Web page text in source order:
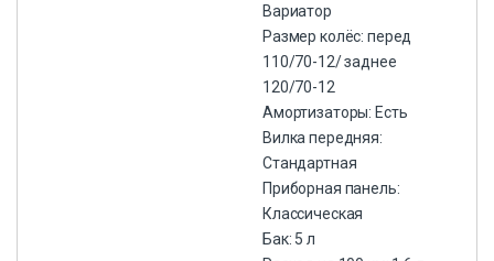
Вариатор
Размер колёс: перед
110/70-12/ заднее
120/70-12
Амортизаторы: Есть
Вилка передняя:
Стандартная
Приборная панель:
Классическая
Бак: 5 л